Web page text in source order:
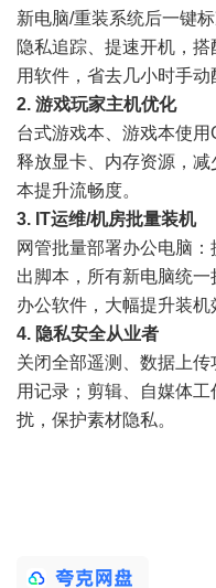
新电脑/重装系统后一键
隐私追踪、提速开机，
用软件，省去几小时手动
2. 游戏玩家主机优化
台式游戏本、游戏本使用
释放显卡、内存资源，
本提升流畅度。
3. IT运维/机房批量装机
网管批量部署办公电脑
出脚本，所有新电脑统
办公软件，大幅提升装机
4. 隐私安全从业者
关闭全部遥测、数据上
用记录；剪辑、自媒体
扰，保护素材隐私。